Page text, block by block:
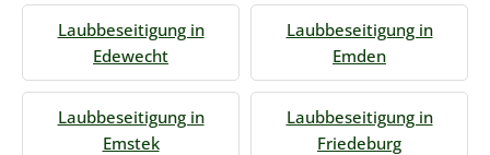
Laubbeseitigung in
Edewecht
Laubbeseitigung in
Emden
Laubbeseitigung in
Emstek
Laubbeseitigung in
Friedeburg